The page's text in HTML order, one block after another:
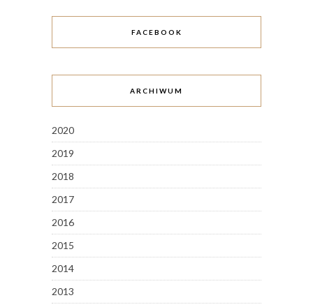
FACEBOOK
ARCHIWUM
2020
2019
2018
2017
2016
2015
2014
2013